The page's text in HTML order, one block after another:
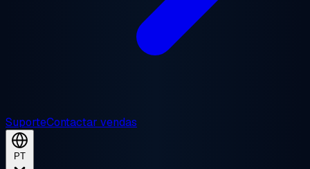
SuporteContactar vendas
PT